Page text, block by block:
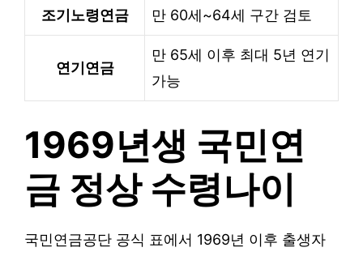
조기노령연금 만 60세~64세 구간 검토
연기연금
만 65세 이후 최대 5년 연기
가능
1969년생 국민연
금 정상 수령나이
국민연금공단 공식 표에서 1969년 이후 출생자